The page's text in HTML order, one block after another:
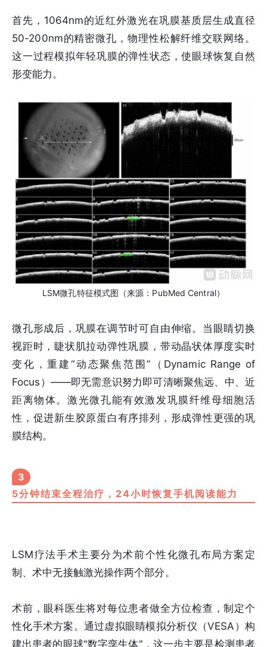
首先，1064nm的近红外激光在巩膜基质层生成直径
50-200nm的精密微孔，物理性松解纤维交联网络。
这一过程模拟年轻巩膜的弹性状态，使眼球恢复自然
形变能力。
LSM微孔特征模式图（来源：PubMed Central）
微孔形成后，巩膜在调节时可自由伸缩。当眼睛切换
视距时，睫状肌拉动弹性巩膜，带动晶状体厚度实时
变化，重建“动态聚焦范围”（Dynamic Range of
Focus）——即无需意识努力即可清晰聚焦远、中、近
距离物体。激光微孔能有效激发巩膜纤维母细胞活
性，促进新生胶原蛋白有序排列，形成弹性更强的巩
膜结构。
3
5分钟结束全程治疗，24小时恢复手机阅读能力
LSM疗法手术主要分为术前个性化微孔布局方案定
制、术中无接触激光操作两个部分。
术前，眼科医生将对每位患者做全方位检查，制定个
性化手术方案。通过虚拟眼睛模拟分析仪（VESA）构
建出患者的眼球"数字孪生体"，这一步主要是检测患者